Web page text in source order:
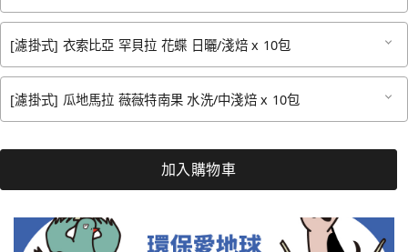
[濾掛式] 衣索比亞 罕貝拉 花蝶 日曬/淺焙 x 10包
[濾掛式] 瓜地馬拉 薇薇特南果 水洗/中淺焙 x 10包
加入購物車